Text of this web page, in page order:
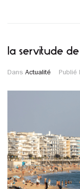
la servitude
Dans Actualité Publié